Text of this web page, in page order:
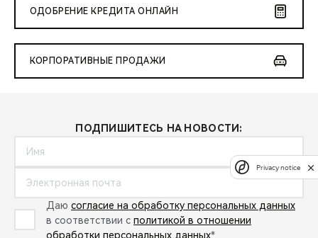
ОДОБРЕНИЕ КРЕДИТА ОНЛАЙН
КОРПОРАТИВНЫЕ ПРОДАЖИ
ПОДПИШИТЕСЬ НА НОВОСТИ:
Даю согласие на обработку персональных данных
в соответствии с политикой в отношении
обработки персональных данных*
Privacy notice